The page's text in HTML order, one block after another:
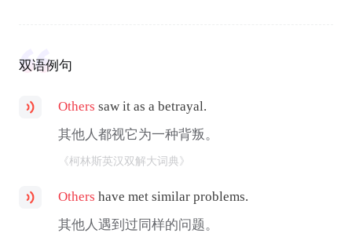
双语例句
Others saw it as a betrayal.
其他人都视它为一种背叛。
《柯林斯英汉双解大词典》
Others have met similar problems.
其他人遇到过同样的问题。